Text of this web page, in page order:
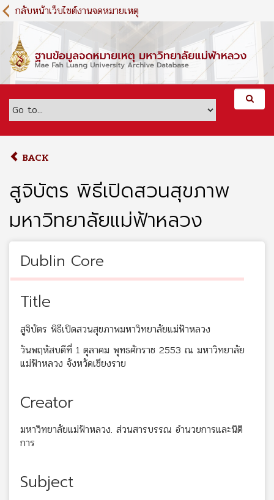
S
k
m
c
กลับหน้าเว็บไซต์งานจดหมายเหตุ
BACK
สูจิบัตร พิธีเปิดสวนสุขภาพ
มหาวิทยาลัยแม่ฟ้าหลวง
Dublin Core
Title
สูจิบัตร พิธีเปิดสวนสุขภาพมหาวิทยาลัยแม่ฟ้าหลวง
วันพฤหัสบดีที่ 1 ตุลาคม พุทธศักราช 2553 ณ มหาวิทยาลัย
แม่ฟ้าหลวง จังหวัดเชียงราย
Creator
มหาวิทยาลัยแม่ฟ้าหลวง. ส่วนสารบรรณ อำนวยการและนิติ
การ
Subject